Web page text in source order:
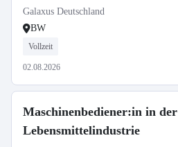
Galaxus Deutschland
BW
Vollzeit
02.08.2026
Maschinenbediener:in in der
Lebensmittelindustrie